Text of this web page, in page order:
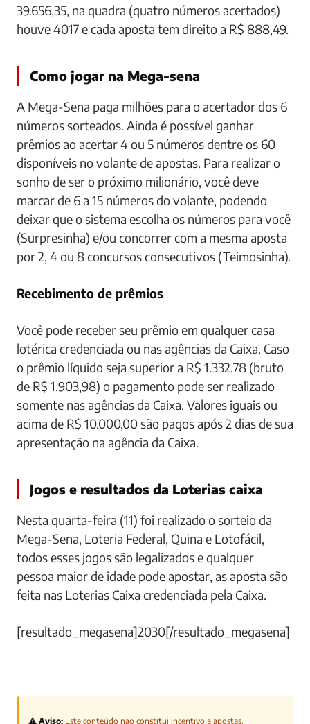
39.656,35, na quadra (quatro números acertados)
houve 4017 e cada aposta tem direito a R$ 888,49.
Como jogar na Mega-sena
A Mega-Sena paga milhões para o acertador dos 6
números sorteados. Ainda é possível ganhar
prêmios ao acertar 4 ou 5 números dentre os 60
disponíveis no volante de apostas. Para realizar o
sonho de ser o próximo milionário, você deve
marcar de 6 a 15 números do volante, podendo
deixar que o sistema escolha os números para você
(Surpresinha) e/ou concorrer com a mesma aposta
por 2, 4 ou 8 concursos consecutivos (Teimosinha).
Recebimento de prêmios
Você pode receber seu prêmio em qualquer casa
lotérica credenciada ou nas agências da Caixa. Caso
o prêmio líquido seja superior a R$ 1.332,78 (bruto
de R$ 1.903,98) o pagamento pode ser realizado
somente nas agências da Caixa. Valores iguais ou
acima de R$ 10.000,00 são pagos após 2 dias de sua
apresentação na agência da Caixa.
Jogos e resultados da Loterias caixa
Nesta quarta-feira (11) foi realizado o sorteio da
Mega-Sena, Loteria Federal, Quina e Lotofácil,
todos esses jogos são legalizados e qualquer
pessoa maior de idade pode apostar, as aposta são
feita nas Loterias Caixa credenciada pela Caixa.
[resultado_megasena]2030[/resultado_megasena]
⚠️ Aviso: Este conteúdo não constitui incentivo a apostas.